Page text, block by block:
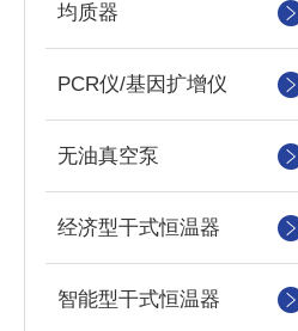
均质器
PCR仪/基因扩增仪
无油真空泵
经济型干式恒温器
智能型干式恒温器